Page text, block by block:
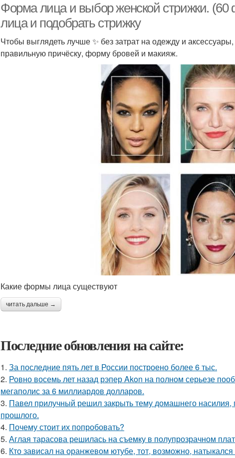
Форма лица и выбор женской стрижки. (60
лица и подобрать стрижку
Чтобы выглядеть лучше ✨ без затрат на одежду и
правильную причёску, форму бровей и макияж.
Какие формы лица существуют
читать дальше →
Последние обновления на сайте:
1. За последние пять лет в России построено более 6 тыс.
2. Ровно восемь лет назад рэпер Akon на полном серьезе
мегаполис за 6 миллиардов долларов.
3. Павел прилучный решил закрыть тему домашнего насилия,
прошлого.
4. Почему стоит их попробовать?
5. Аглая тарасова решилась на съемку в полупрозрачном
6. Кто зависал на оранжевом ютубе, тот, возможно,